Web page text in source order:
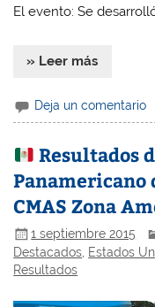
El evento: Se
» Leer más
Deja un comentario
Resultados
Panamericano
CMAS Zona
1 septiembre 2015
Destacados, Estados
Resultados